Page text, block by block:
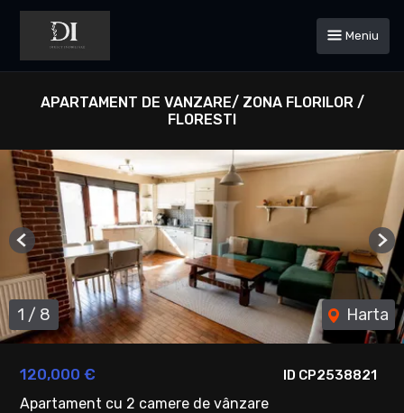
Meniu
APARTAMENT DE VANZARE/ ZONA FLORILOR /
FLORESTI
ID CP2538821
120,000 €
Apartament cu 2 camere de vânzare
1 / 8 Harta
Previous